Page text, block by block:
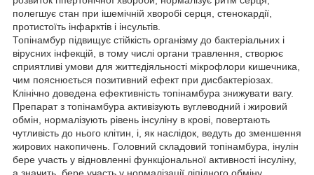
полегшує стан при ішемічній хворобі серця, стенокардії,
протистоїть інфарктів і інсультів.
Топінамбур підвищує стійкість організму до бактеріальних і
вірусних інфекцій, в тому числі органи травлення, створює
сприятливі умови для життєдіяльності мікрофлори кишечника,
чим пояснюється позитивний ефект при дисбактеріозах.
Клінічно доведена ефективність топінамбура знижувати вагу.
Препарат з топінамбура активізують вуглеводний і жировий
обмін, нормалізують рівень інсуліну в крові, повертають
чутливість до нього клітин, і, як наслідок, ведуть до зменшення
жирових накопичень. Головний складовий топінамбура, інулін
бере участь у відновленні функціональної активності інсуліну,
а значить, бере участь у нормалізації ліпідного обміну,